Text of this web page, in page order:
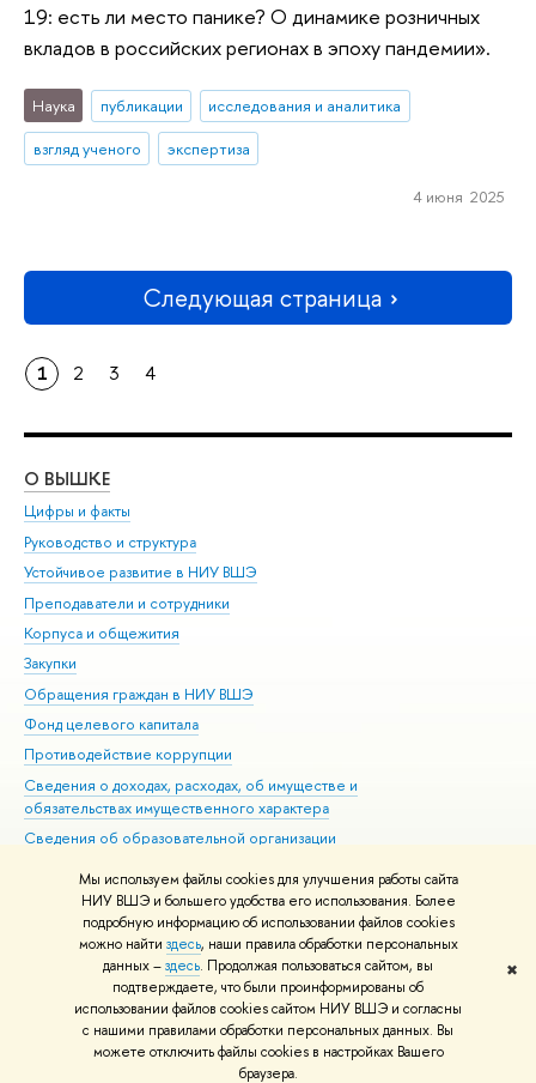
Мы используем файлы cookies для улучшения работы сайта
НИУ ВШЭ и большего удобства его использования. Более
подробную информацию об использовании файлов cookies
можно найти здесь, наши правила обработки персональных
данных –здесь. Продолжая пользоваться сайтом, вы
подтверждаете, что были проинформированы об
использовании файлов cookies сайтом НИУ ВШЭ и согласны
с нашими правилами обработки персональных данных. Вы
можете отключить файлы cookies в настройках Вашего
браузера.
✖
19: есть ли место панике? О динамике розничных
вкладов в российских регионах в эпоху пандемии».
Наука публикации
исследования и аналитика
взгляд ученого
экспертиза
4 июня 2025
Следующая страница
1 2 3 4
О ВЫШКЕ
Цифры и факты
Руководство и структура
Устойчивое развитие в НИУ ВШЭ
Преподаватели и сотрудники
Корпуса и общежития
Закупки
Обращения граждан в НИУ ВШЭ
Фонд целевого капитала
Противодействие коррупции
Сведения о доходах, расходах, об имуществе и
обязательствах имущественного характера
Сведения об образовательной организации
Людям с ограниченными возможностями здоровья
Единая платежная страница
Работа в Вышке
© НИУ ВШЭ 1993–2026 Адреса и контакты Условия использования
материалов Политика конфиденциальности Карта сайта
Шрифты HSE Sans и HSE Slab разработаны вШколе дизайна НИУ ВШЭ